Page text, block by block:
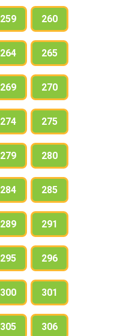
259 260
264 265
269 270
274 275
279 280
284 285
289 291
295 296
300 301
305 306